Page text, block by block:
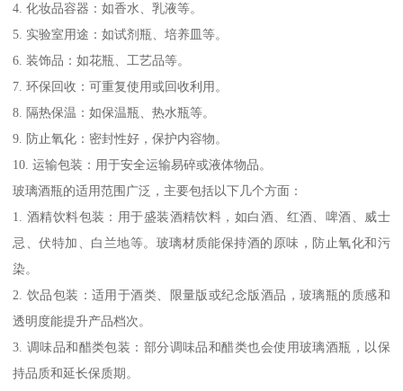
4. 化妆品容器：如香水、乳液等。
5. 实验室用途：如试剂瓶、培养皿等。
6. 装饰品：如花瓶、工艺品等。
7. 环保回收：可重复使用或回收利用。
8. 隔热保温：如保温瓶、热水瓶等。
9. 防止氧化：密封性好，保护内容物。
10. 运输包装：用于安全运输易碎或液体物品。
玻璃酒瓶的适用范围广泛，主要包括以下几个方面：
1. 酒精饮料包装：用于盛装酒精饮料，如白酒、红酒、啤酒、威士
忌、伏特加、白兰地等。玻璃材质能保持酒的原味，防止氧化和污
染。
2. 饮品包装：适用于酒类、限量版或纪念版酒品，玻璃瓶的质感和
透明度能提升产品档次。
3. 调味品和醋类包装：部分调味品和醋类也会使用玻璃酒瓶，以保
持品质和延长保质期。